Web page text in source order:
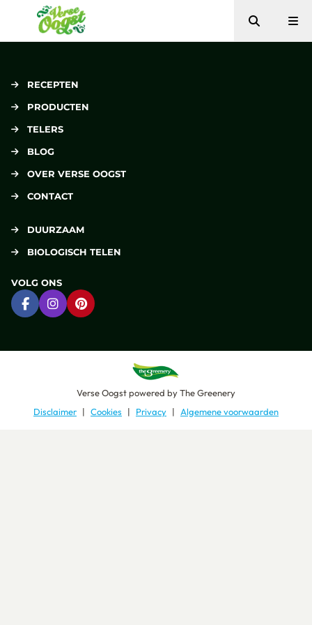
Verse Oogst
Zoeken
RECEPTEN
PRODUCTEN
TELERS
BLOG
OVER VERSE OOGST
CONTACT
DUURZAAM
BIOLOGISCH TELEN
VOLG ONS
Ga naar Facebook
Ga naar Instagram
Ga naar Pinterest
Verse Oogstpowered byThe Greenery
Disclaimer
Cookies Privacy Algemene voorwaarden